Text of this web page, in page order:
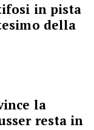
in pista
della
la
resta in